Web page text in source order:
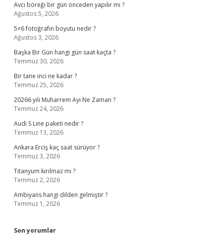
Avcı böreği bir gün önceden yapılır mı ?
Ağustos 5, 2026
5×6 fotoğrafın boyutu nedir ?
Ağustos 3, 2026
Başka Bir Gün hangi gün saat kaçta ?
Temmuz 30, 2026
Bir tane inci ne kadar ?
Temmuz 25, 2026
20266 yılı Muharrem Ayı Ne Zaman ?
Temmuz 24, 2026
Audi S Line paketi nedir ?
Temmuz 13, 2026
Ankara Erciş kaç saat sürüyor ?
Temmuz 3, 2026
Titanyum kırılmaz mı ?
Temmuz 2, 2026
Ambiyans hangi dilden gelmiştir ?
Temmuz 1, 2026
Son yorumlar